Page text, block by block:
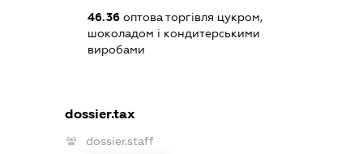
46.36 оптова торгівля цукром,
шоколадом і кондитерськими
виробами
dossier.tax
dossier.staff